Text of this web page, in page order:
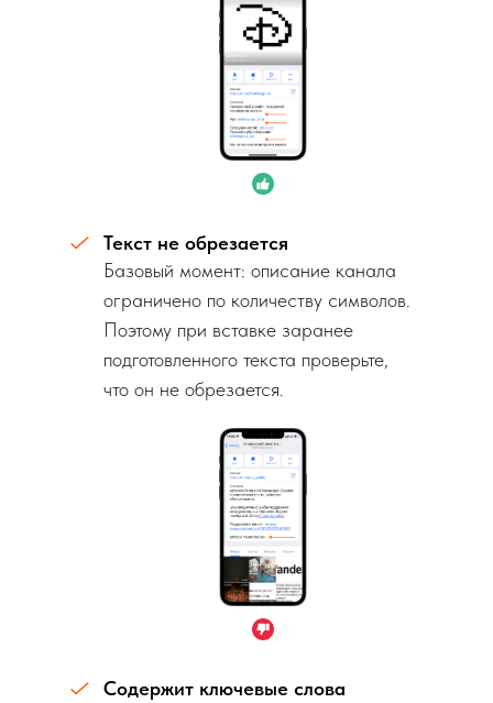
Текст не обрезается
Базовый момент: описание канала
ограничено по количеству символов.
Поэтому при вставке заранее
подготовленного текста проверьте,
что он не обрезается.
Содержит ключевые слова